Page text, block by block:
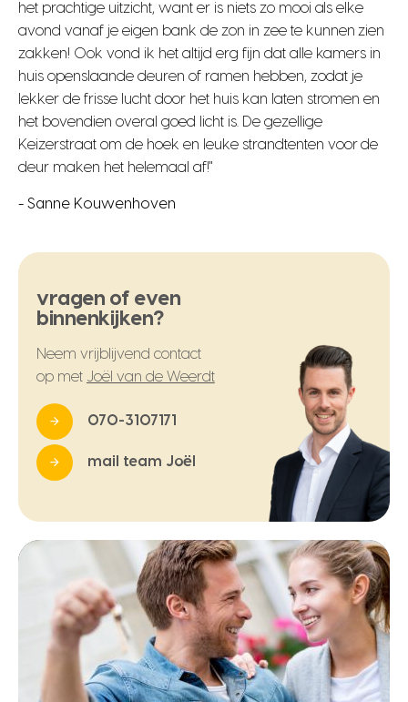
het prachtige uitzicht, want er is niets zo mooi als elke
avond vanaf je eigen bank de zon in zee te kunnen zien
zakken! Ook vond ik het altijd erg fijn dat alle kamers in
huis openslaande deuren of ramen hebben, zodat je
lekker de frisse lucht door het huis kan laten stromen en
het bovendien overal goed licht is. De gezellige
Keizerstraat om de hoek en leuke strandtenten voor de
deur maken het helemaal af!"
- Sanne Kouwenhoven
vragen of even
binnenkijken?
Neem vrijblijvend contact
op met Joël van de Weerdt
070-3107171
mail team Joël